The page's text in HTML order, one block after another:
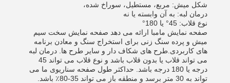
شکل میش: مربع، مستطیل، سوراخ شده،
درمان لبه: به آن وابسته یا نه
نوع قلاب: 45° یا 180°
صفحه نمایش مامبا ارائه می دهد صفحه نمایش سخت سیم
میش و پرده سنگ زنی برای استخراج سنگ و معادن برنامه
های کاربردی.طرح های شکاف دار و سایر طرح ها. درمان لبه
می تواند قلاب یا بدون قلاب باشد و نوع قلاب می تواند 45
درجه یا 180 درجه باشد. حداکثر طول صفحه سناریوی ما می
تواند به 30 متر برسد و منطقه باز می تواند 35-80٪ باشد.